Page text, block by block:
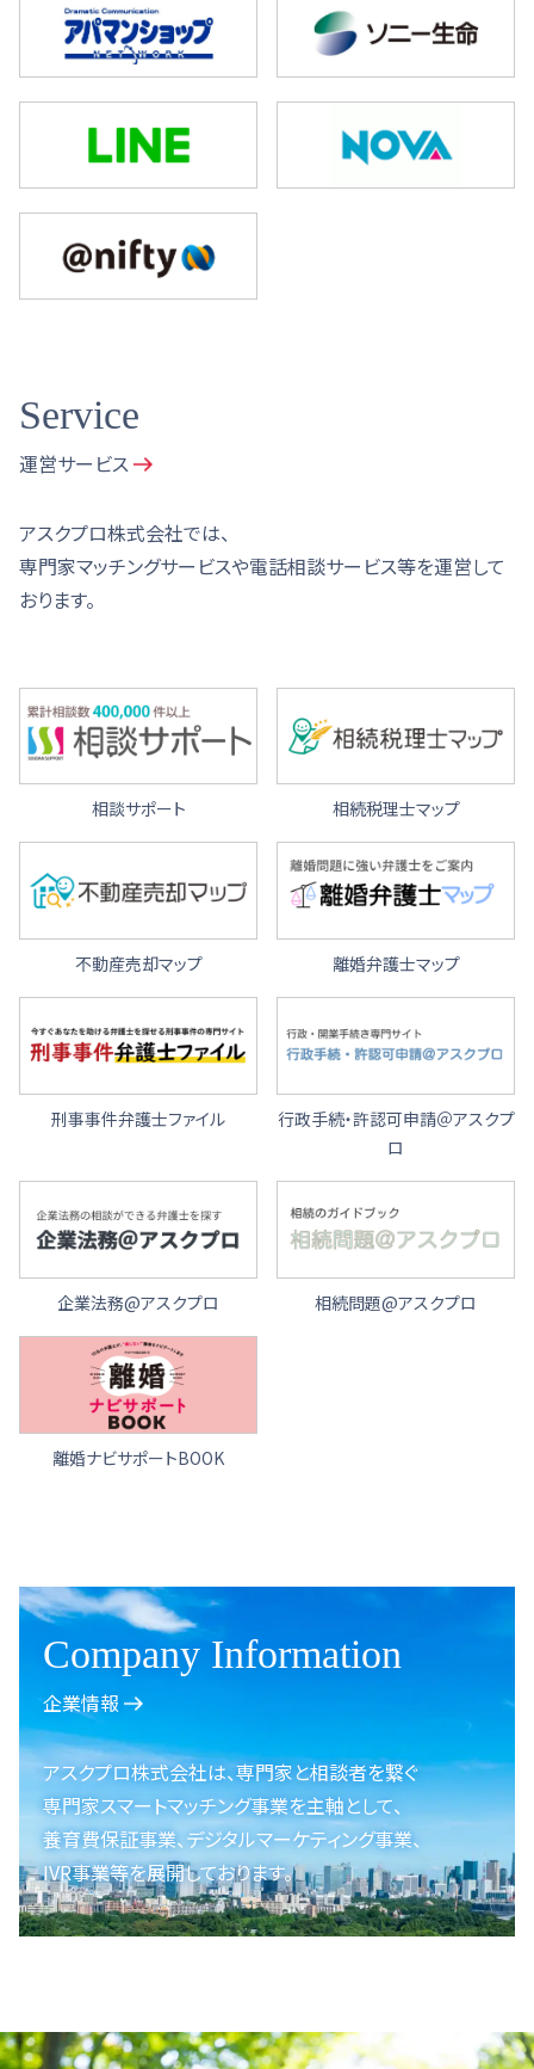
Service
運営サービス
アスクプロ株式会社では、
専門家マッチングサービスや電話相談サービス等を運営して
おります。
相談サポート 相続税理士マップ
不動産売却マップ 離婚弁護士マップ
刑事事件弁護士ファイル
行政手続・許認可申請＠アスクプ
ロ
企業法務@アスクプロ 相続問題@アスクプロ
離婚ナビサポートBOOK
Company Information
企業情報
アスクプロ株式会社は、専門家と相談者を繋ぐ
専門家スマートマッチング事業を主軸として、
養育費保証事業、 デジタルマーケティング事業、
IVR事業等を展開しております。